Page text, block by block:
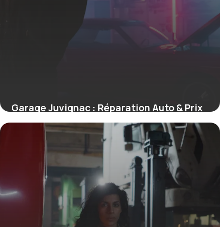
Garage Juvignac : Réparation Auto & Prix
18 mai 2026